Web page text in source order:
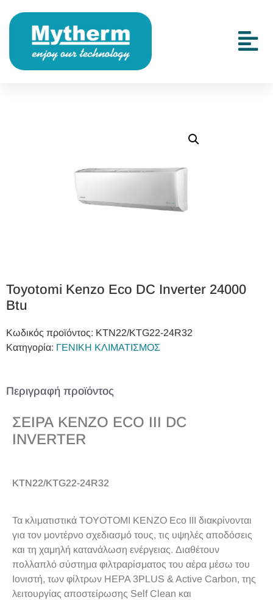
Toyotomi Kenzo Eco DC Inverter 24000
Btu
Κωδικός προϊόντος: KTN22/KTG22-24R32
Κατηγορία: ΓΕΝΙΚΗ ΚΛΙΜΑΤΙΣΜΟΣ
Περιγραφή προϊόντος
ΣΕΙΡΑ KENZO ECO III DC
INVERTER
KTN22/KTG22-24R32
Τα κλιματιστικά TOYOTOMI KENZO Eco IΙI διακρίνονται
για τον μοντέρνο σχεδιασμό τους, τις υψηλές αποδόσεις
και τη χαμηλή κατανάλωση ενέργειας. Διαθέτουν
πολλαπλό σύστημα φιλτραρίσματος του αέρα μέσω του
Ιονιστή, των φίλτρων HEPA 3PLUS & Active Carbon, της
λειτουργίας αποστείρωσης Self Clean και